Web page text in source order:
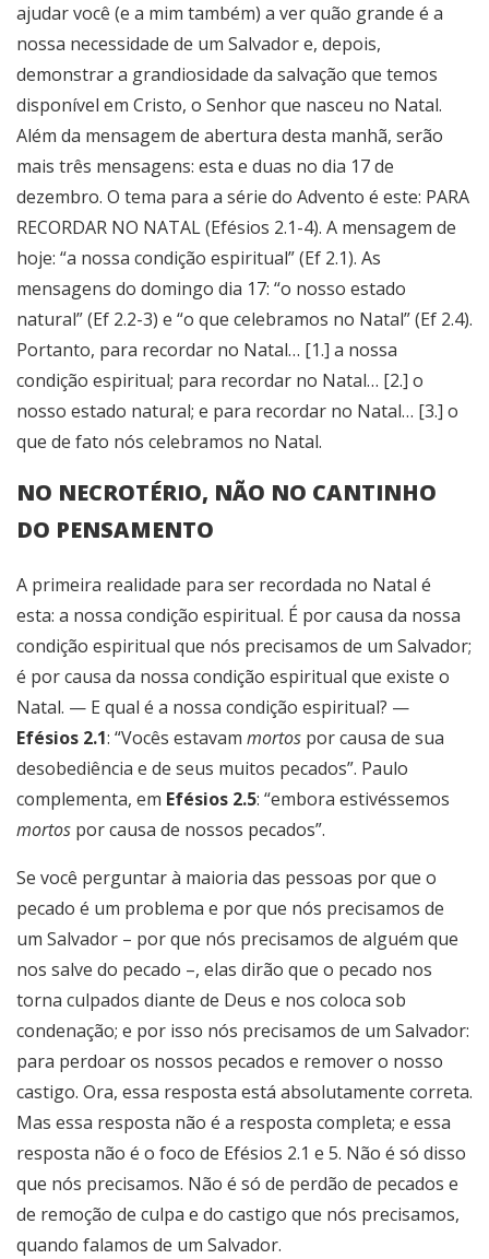
ajudar você (e a mim também) a ver quão grande é a
nossa necessidade de um Salvador e, depois,
demonstrar a grandiosidade da salvação que temos
disponível em Cristo, o Senhor que nasceu no Natal.
Além da mensagem de abertura desta manhã, serão
mais três mensagens: esta e duas no dia 17 de
dezembro. O tema para a série do Advento é este: PARA
RECORDAR NO NATAL (Efésios 2.1-4). A mensagem de
hoje: “a nossa condição espiritual” (Ef 2.1). As
mensagens do domingo dia 17: “o nosso estado
natural” (Ef 2.2-3) e “o que celebramos no Natal” (Ef 2.4).
Portanto, para recordar no Natal… [1.] a nossa
condição espiritual; para recordar no Natal… [2.] o
nosso estado natural; e para recordar no Natal… [3.] o
que de fato nós celebramos no Natal.
NO NECROTÉRIO, NÃO NO CANTINHO
DO PENSAMENTO
A primeira realidade para ser recordada no Natal é
esta: a nossa condição espiritual. É por causa da nossa
condição espiritual que nós precisamos de um Salvador;
é por causa da nossa condição espiritual que existe o
Natal. — E qual é a nossa condição espiritual? —
Efésios 2.1: “Vocês estavam mortos por causa de sua
desobediência e de seus muitos pecados”. Paulo
complementa, em Efésios 2.5: “embora estivéssemos
mortos por causa de nossos pecados”.
Se você perguntar à maioria das pessoas por que o
pecado é um problema e por que nós precisamos de
um Salvador – por que nós precisamos de alguém que
nos salve do pecado –, elas dirão que o pecado nos
torna culpados diante de Deus e nos coloca sob
condenação; e por isso nós precisamos de um Salvador:
para perdoar os nossos pecados e remover o nosso
castigo. Ora, essa resposta está absolutamente correta.
Mas essa resposta não é a resposta completa; e essa
resposta não é o foco de Efésios 2.1 e 5. Não é só disso
que nós precisamos. Não é só de perdão de pecados e
de remoção de culpa e do castigo que nós precisamos,
quando falamos de um Salvador.